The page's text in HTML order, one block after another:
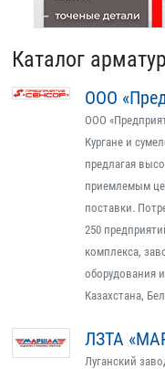
Каталог
ООО
ООО
Кургане и
предлагая
приемлемым
поставки.
250
комплекса,
оборудования
Казахстана,
ЛЗТА
Луганский